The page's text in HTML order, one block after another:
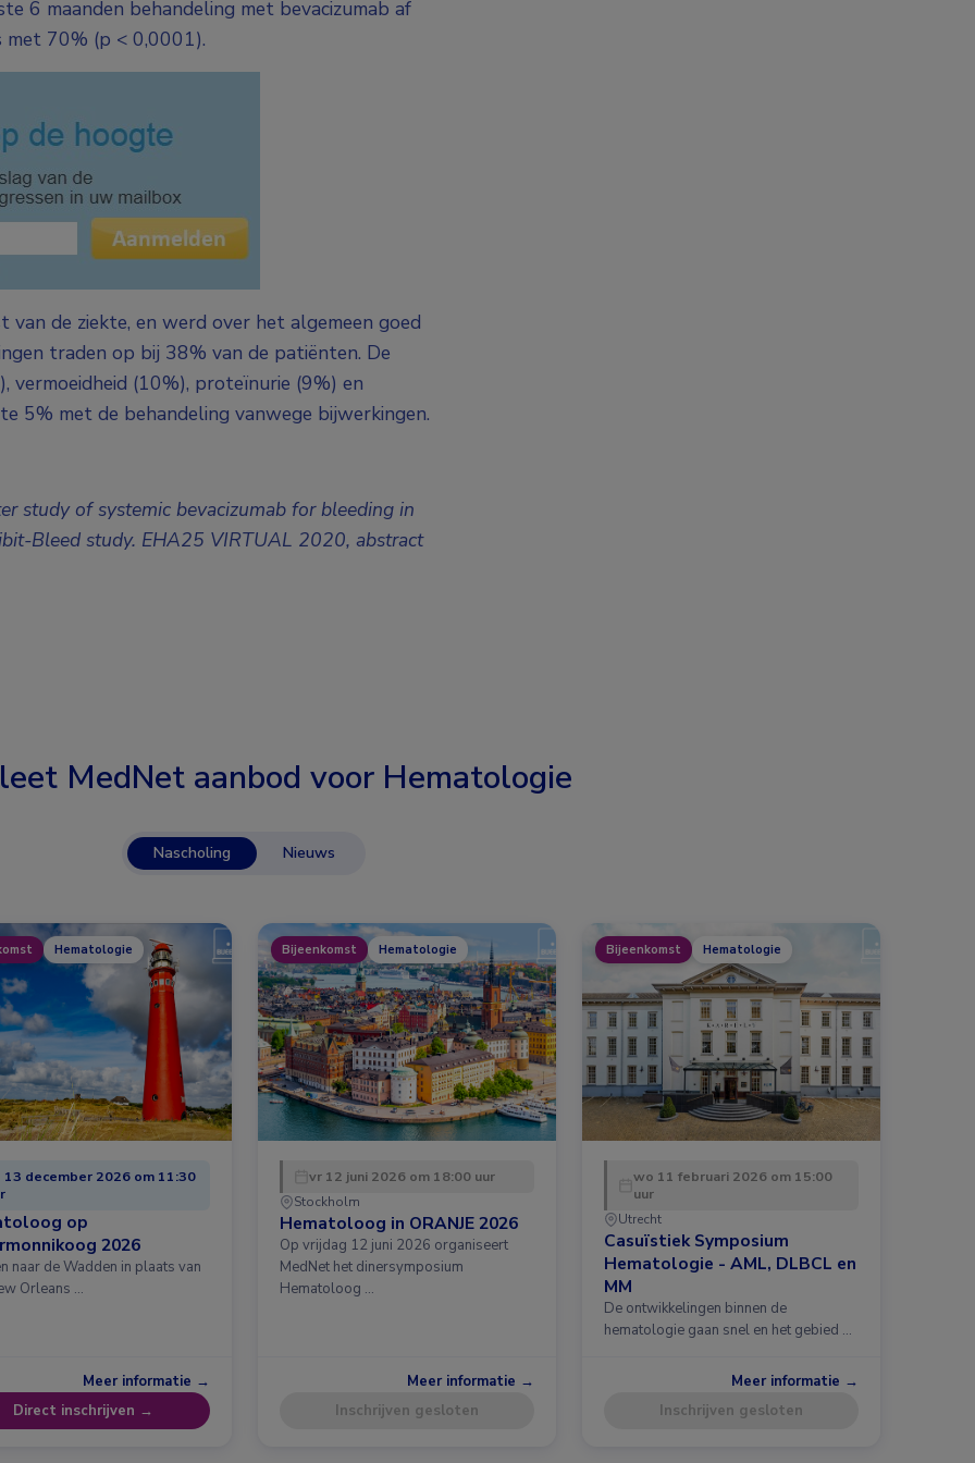
6 maanden behandeling met bevacizumab af
70% (p < 0,0001).
de ziekte, en werd over het algemeen goed
traden op bij 38% van de patiënten. De
vermoeidheid (10%), proteïnurie (9%) en
5% met de behandeling vanwege bijwerkingen.
study of systemic bevacizumab for bleeding in
Bleed study. EHA25 VIRTUAL 2020, abstract
MedNet aanbod voor Hematologie
Nascholing Nieuws
Hematologie
13 december 2026 om 11:30
op
2026
naar de Wadden in plaats van
Orleans …
Meer informatie →
Direct inschrijven →
Bijeenkomst Hematologie
vr 12 juni 2026 om 18:00 uur
Stockholm
Hematoloog in ORANJE 2026
Op vrijdag 12 juni 2026 organiseert
MedNet het dinersymposium
Hematoloog …
Meer informatie →
Inschrijven gesloten
Bijeenkomst Hematologie
wo 11 februari 2026 om 15:00
uur
Utrecht
Casuïstiek Symposium
Hematologie - AML, DLBCL en
MM
De ontwikkelingen binnen de
hematologie gaan snel en het gebied …
Meer informatie →
Inschrijven gesloten